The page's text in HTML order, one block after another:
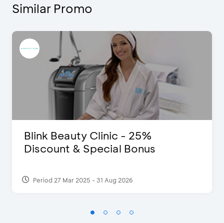
Similar Promo
Blink Beauty Clinic - 25%
Discount & Special Bonus
Period 27 Mar 2025 - 31 Aug 2026